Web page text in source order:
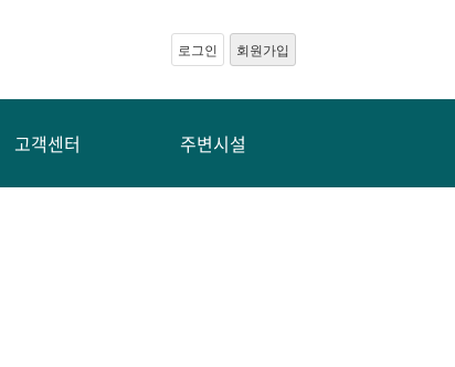
로그인 회원가입
고객센터 주변시설